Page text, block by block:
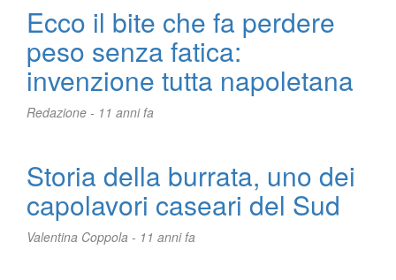
Ecco il bite che fa perdere
peso senza fatica:
invenzione tutta napoletana
Redazione - 11 anni fa
Storia della burrata, uno dei
capolavori caseari del Sud
Valentina Coppola - 11 anni fa